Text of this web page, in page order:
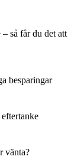
så får du det att
besparingar
vänta?